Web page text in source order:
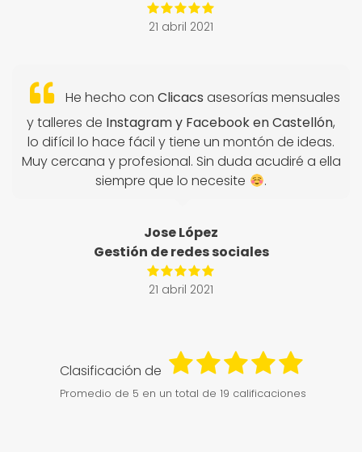
21 abril 2021
He hecho con Clicacs asesorías mensuales
y talleres de Instagram y Facebook en Castellón,
lo difícil lo hace fácil y tiene un montón de ideas.
Muy cercana y profesional. Sin duda acudiré a ella
siempre que lo necesite
.
Jose López
Gestión de redes sociales
21 abril 2021
Clasificación de
Promedio de 5 en un total de 19 calificaciones